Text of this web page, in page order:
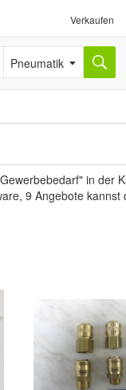
Verkaufen
Pneumatik
in der
9 Angebote kannst